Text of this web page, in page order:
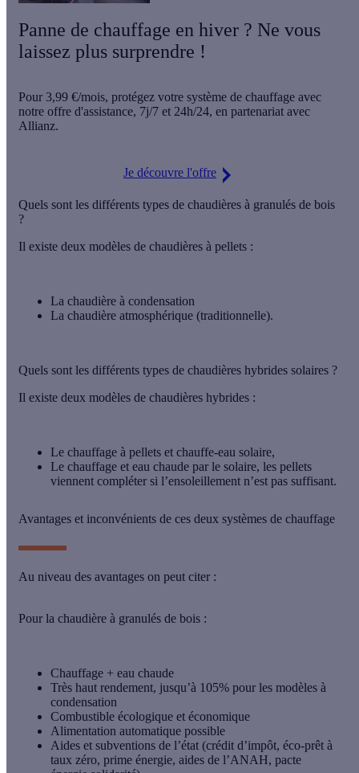
Panne de chauffage en hiver ? Ne vous
laissez plus surprendre !
Pour 3,99 €/mois, protégez votre système de chauffage avec
notre offre d'assistance, 7j/7 et 24h/24, en partenariat avec
Allianz.
Je découvre l'offre
Quels sont les différents types de chaudières à granulés de bois
?
Il existe deux modèles de chaudières à pellets :
La chaudière à condensation
La chaudière atmosphérique (traditionnelle).
Quels sont les différents types de chaudières hybrides solaires ?
Il existe deux modèles de chaudières hybrides :
Le chauffage à pellets et chauffe-eau solaire,
Le chauffage et eau chaude par le solaire, les pellets
viennent compléter si l’ensoleillement n’est pas suffisant.
Avantages et inconvénients de ces deux systèmes de chauffage
Au niveau des avantages on peut citer :
Pour la chaudière à granulés de bois :
Chauffage + eau chaude
Très haut rendement, jusqu’à 105% pour les modèles à
condensation
Combustible écologique et économique
Alimentation automatique possible
Aides et subventions de l’état (crédit d’impôt, éco-prêt à
taux zéro, prime énergie, aides de l’ANAH, pacte